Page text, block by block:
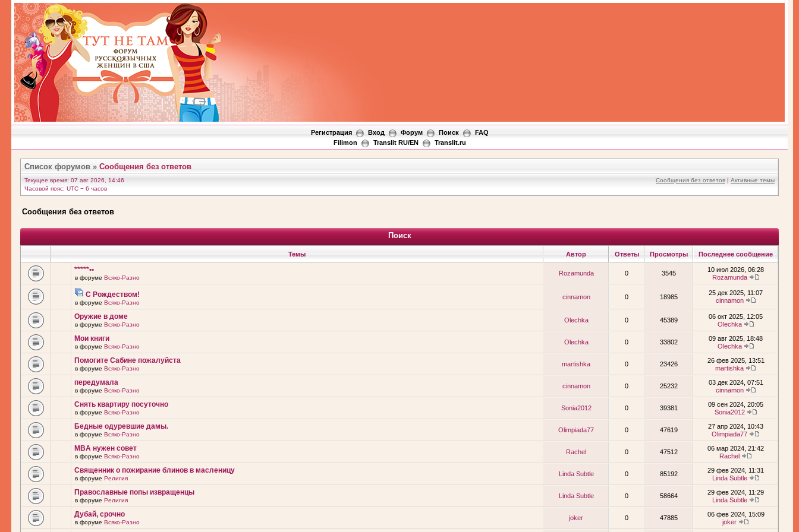
Регистрация Вход Форум Поиск
FAQ
Filimon
Translit RU/EN Translit.ru
Список форумов » Сообщения без ответов
Текущее время: 07 авг 2026, 14:46
Часовой пояс: UTC − 6 часов
Сообщения без ответов | Активные темы
Сообщения без ответов
Поиск
Темы Автор Ответы Просмотры Последнее сообщение
*****••
в форуме Всяко-Разно
Rozamunda 0 3545
10 июл 2026, 06:28
Rozamunda
С Рождеством!
в форуме Всяко-Разно
cinnamon 0 18985
25 дек 2025, 11:07
cinnamon
Оружие в доме
в форуме Всяко-Разно
Olechka 0 45389
06 окт 2025, 12:05
Olechka
Мои книги
в форуме Всяко-Разно
Olechka 0 33802
09 авг 2025, 18:48
Olechka
Помогите Сабине пожалуйста
в форуме Всяко-Разно
martishka 0 23426
26 фев 2025, 13:51
martishka
передумала
в форуме Всяко-Разно
cinnamon 0 25232
03 дек 2024, 07:51
cinnamon
Снять квартиру посуточно
в форуме Всяко-Разно
Sonia2012 0 39381
09 сен 2024, 20:05
Sonia2012
Бедные одуревшие дамы.
в форуме Всяко-Разно
Olimpiada77 0 47619
27 апр 2024, 10:43
Olimpiada77
MBA нужен совет
в форуме Всяко-Разно
Rachel 0 47512
06 мар 2024, 21:42
Rachel
Священник о пожирание блинов в масленицу
в форуме Религия
Linda Subtle 0 85192
29 фев 2024, 11:31
Linda Subtle
Православные попы извращенцы
в форуме Религия
Linda Subtle 0 58664
29 фев 2024, 11:29
Linda Subtle
Дубай, срочно
в форуме Всяко-Разно
joker 0 47885
06 фев 2024, 15:09
joker